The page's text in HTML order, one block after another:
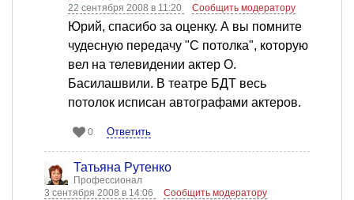
22 сентября 2008 в 11:20
Сообщить модератору
Юрий, спасибо за оценку. А вы помните
чудесную передачу "С потолка", которую
вел на телевидении актер О.
Басилашвили. В театре БДТ весь
потолок исписан автографами актеров.
0 Ответить
Татьяна Рутенко
Профессионал
3 сентября 2008 в 14:06
Сообщить модератору